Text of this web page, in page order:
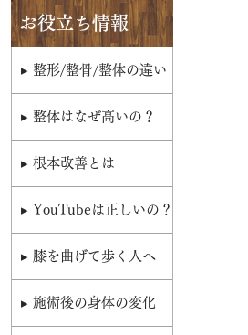
お役立ち情報
▸ 整形/整骨/整体の違い
▸ 整体はなぜ高いの？
▸ 根本改善とは
▸ YouTubeは正しいの？
▸ 膝を曲げて歩く人へ
▸ 施術後の身体の変化